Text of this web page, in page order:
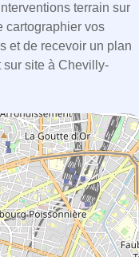
terrain sur
cartographier vos
et de recevoir un plan
sur site à Chevilly-